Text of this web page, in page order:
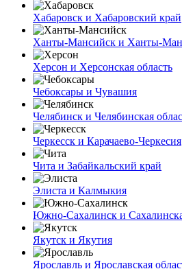
Хабаровск и Хабаровский край
Ханты-Мансийск и Ханты-
Херсон и Херсонская область
Чебоксары и Чувашия
Челябинск и Челябинская
Черкесск и Карачаево-Черкесия
Чита и Забайкальский край
Элиста и Калмыкия
Южно-Сахалинск и
Якутск и Якутия
Ярославль и Ярославская